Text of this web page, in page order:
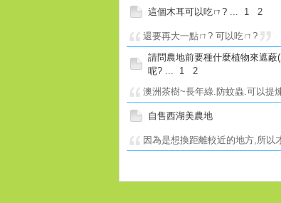
這個木耳可以吃ㄇ? 1 2
還要再大一點ㄇ? 可以吃ㄇ?
請問農地前要種什麼植物來遮
呢?
1 2
澳洲茶樹~長年綠.防蚊蟲.可以提
自售西湖美農地
因為是想換距離較近的地方,所以